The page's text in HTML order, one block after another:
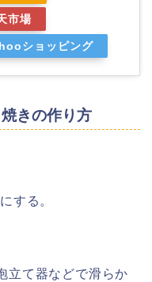
市場
ショッピング
きの作り方
する。
立て器などで滑らか